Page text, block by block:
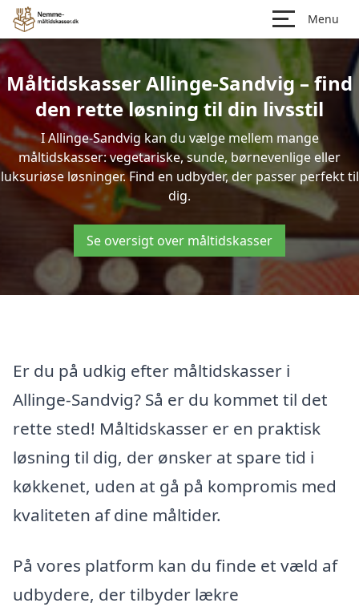
Menu
Måltidskasser Allinge-Sandvig – find
den rette løsning til din livsstil
I Allinge-Sandvig kan du vælge mellem mange
måltidskasser: vegetariske, sunde, børnevenlige eller
luksuriøse løsninger. Find en udbyder, der passer perfekt til
dig.
Se oversigt over måltidskasser
Er du på udkig efter måltidskasser i
Allinge-Sandvig? Så er du kommet til det
rette sted! Måltidskasser er en praktisk
løsning til dig, der ønsker at spare tid i
køkkenet, uden at gå på kompromis med
kvaliteten af dine måltider.
På vores platform kan du finde et væld af
udbydere, der tilbyder lækre